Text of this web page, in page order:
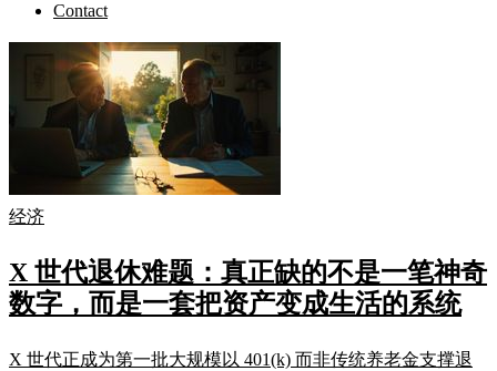
Contact
经济
X 世代退休难题：真正缺的不是一笔神奇
数字，而是一套把资产变成生活的系统
X 世代正成为第一批大规模以 401(k) 而非传统养老金支撑退